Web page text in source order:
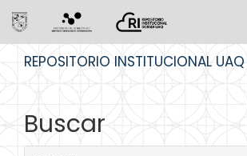
REPOSITORIO INSTITUCIONAL UAQ
Buscar